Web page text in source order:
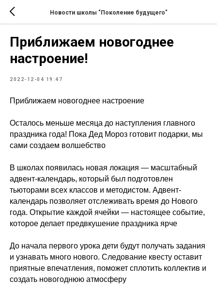
Новости школы "Поколение будущего"
Приближаем новогоднее
настроение!
2022-12-04 19:47
Приближаем новогоднее настроение
Осталось меньше месяца до наступления главного
праздника года! Пока Дед Мороз готовит подарки, мы
сами создаем волшебство
В школах появилась новая локация — масштабный
адвент-календарь, который был подготовлен
тьюторами всех классов и методистом. Адвент-
календарь позволяет отслеживать время до Нового
года. Открытие каждой ячейки — настоящее событие,
которое делает предвкушение праздника ярче
До начала первого урока дети будут получать задания
и узнавать много нового. Следование квесту оставит
приятные впечатления, поможет сплотить коллектив и
создать новогоднюю атмосферу